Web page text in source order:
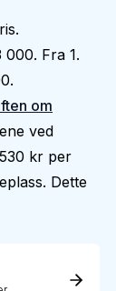
Fra 1.
om
ved
kr per
Dette